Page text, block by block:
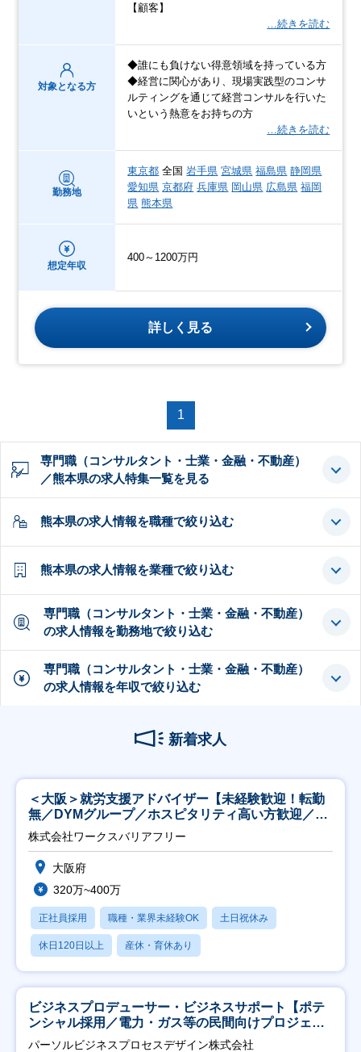
【顧客】
…続きを読む
対象となる方
◆誰にも負けない得意領域を持っている方
◆経営に関心があり、現場実践型のコンサ
ルティングを通じて経営コンサルを行いた
いという熱意をお持ちの方
…続きを読む
勤務地
東京都 全国岩手県 宮城県 福島県 静岡県
愛知県 京都府 兵庫県 岡山県 広島県 福岡
県 熊本県
想定年収
400～1200万円
詳しく見る
1
専門職（コンサルタント・士業・金融・不動産）
／熊本県の求人特集一覧を見る
熊本県の求人情報を職種で絞り込む
熊本県の求人情報を業種で絞り込む
専門職（コンサルタント・士業・金融・不動産）
の求人情報を勤務地で絞り込む
専門職（コンサルタント・士業・金融・不動産）
の求人情報を年収で絞り込む
新着求人
＜大阪＞就労支援アドバイザー【未経験歓迎！転勤
無／DYMグループ／ホスピタリティ高い方歓迎／土
日祝】
株式会社ワークスバリアフリー
大阪府
320万~400万
正社員採用 職種・業界未経験OK 土日祝休み
休日120日以上 産休・育休あり
ビジネスプロデューサー・ビジネスサポート【ポテ
ンシャル採用／電力・ガス等の民間向けプロジェク
ト推進】
パーソルビジネスプロセスデザイン株式会社